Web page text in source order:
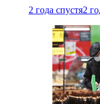
2 года спустя2